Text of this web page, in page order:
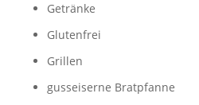
Getränke
Glutenfrei
Grillen
gusseiserne Bratpfanne